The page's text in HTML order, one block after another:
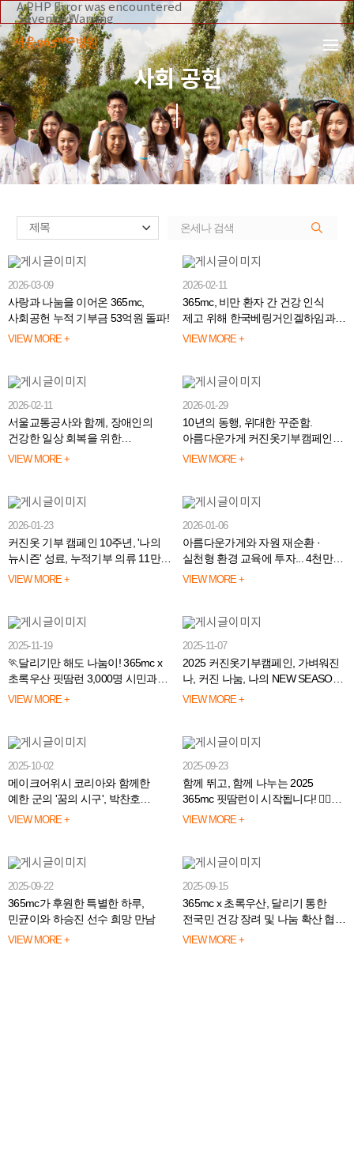
A PHP Error was encountered
Severity: Warning
Message: Invalid argument supplied for foreach()
Filename: _inc/header_body.php
Line Number: 108
Backtrace:
File:
/home/suction/public_html/application/views/mobile/
Line: 108
Function: _error_handler
File:
/home/suction/public_html/application/views/mobile/
Line: 295
Function: include
File:
/home/suction/public_html/application/core/
File:
/home/suction/public_html/application/controllers/
Line: 54
Function: view_print
File: /home/suction/public_html/index.php
Line: 327
Function: require_once
본문 바로가기
사회 공헌
2026-03-09
사랑과 나눔을 이어온 365mc,
사회공헌 누적 기부금 53억원 돌파!
VIEW MORE +
2026-02-11
365mc, 비만 환자 간 건강 인식
제고 위해 한국베링거인겔하임과
맞손👏
VIEW MORE +
2026-02-11
서울교통공사와 함께, 장애인의
건강한 일상 회복을 위한
아트건강기부계단 기부금 전달
VIEW MORE +
2026-01-29
10년의 동행, 위대한 꾸준함.
아름다운가게 커진옷기부캠페인
감사패 전달
VIEW MORE +
2026-01-23
커진옷 기부 캠페인 10주년, '나의
뉴시즌' 성료, 누적기부 의류 11만
벌 돌파!
VIEW MORE +
2026-01-06
아름다운가게와 자원 재순환 ·
실천형 환경 교육에 투자... 4천만원
기부
VIEW MORE +
2025-11-19
🏃달리기만 해도 나눔이! 365mc x
초록우산 핏땀런 3,000명 시민과
함께 성료
VIEW MORE +
2025-11-07
2025 커진옷기부캠페인, 가벼워진
나, 커진 나눔, 나의 NEW SEASON
시작합니다.
VIEW MORE +
2025-10-02
메이크어위시 코리아와 함께한
예한 군의 '꿈의 시구', 박찬호
선수와의 특별한 시간
VIEW MORE +
2025-09-23
함께 뛰고, 함께 나누는 2025
365mc 핏땀런이 시작됩니다! 🏃‍♂️🏃
🏃‍♂️🏃
VIEW MORE +
2025-09-22
365mc가 후원한 특별한 하루,
민균이와 하승진 선수 희망 만남
VIEW MORE +
2025-09-15
365mc x 초록우산, 달리기 통한
전국민 건강 장려 및 나눔 확산 협약
체결
VIEW MORE +